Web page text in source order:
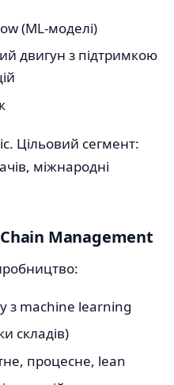
(ML-моделі)
двигун з підтримкою
Цільовий сегмент:
міжнародні
Management
з machine learning
складів)
процесне, lean